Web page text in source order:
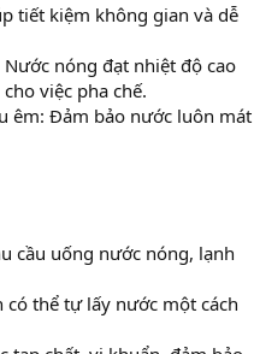
tiết kiệm không gian và dễ
nóng đạt nhiệt độ cao
việc pha chế.
êm: Đảm bảo nước luôn mát
cầu uống nước nóng, lạnh
có thể tự lấy nước một cách